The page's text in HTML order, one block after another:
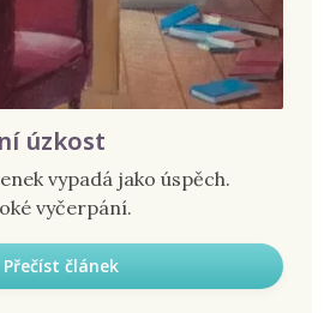
úzkost
vypadá jako úspěch.
vyčerpání.
Přečíst článek